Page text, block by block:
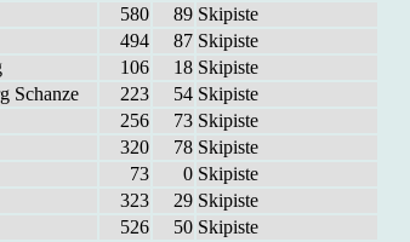
580 89 Ski­pis­te
494 87 Ski­pis­te
106 18 Ski­pis­te
Schan­ze
223 54 Ski­pis­te
256 73 Ski­pis­te
320 78 Ski­pis­te
73 0 Ski­pis­te
323 29 Ski­pis­te
526 50 Ski­pis­te